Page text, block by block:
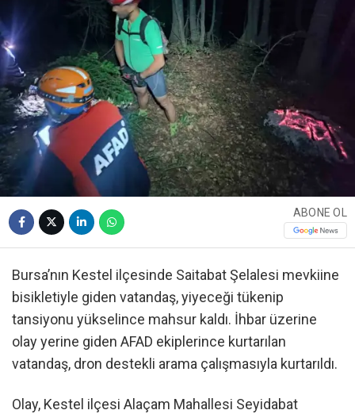
ABONE OL
Bursa’nın Kestel ilçesinde Saitabat Şelalesi mevkiine
bisikletiyle giden vatandaş, yiyeceği tükenip
tansiyonu yükselince mahsur kaldı. İhbar üzerine
olay yerine giden AFAD ekiplerince kurtarılan
vatandaş, dron destekli arama çalışmasıyla kurtarıldı.
Olay, Kestel ilçesi Alaçam Mahallesi Seyidabat